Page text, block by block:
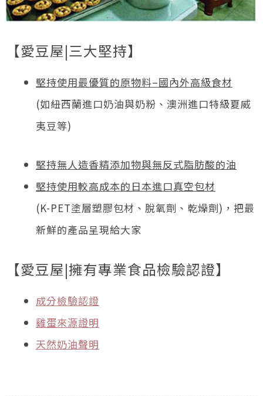
【愛豆屋|三大堅持】
堅持使用最優質的原物料–國內外高級食材
(如紐西蘭進口奶油與奶粉、澳洲進口特級夏威
夷豆等)
堅持無人造香精添加物與無反式脂肪酸的油
堅持使用較高成本的日本進口真空包材
(K-PET塗層塑膠包材、脫氧劑、乾燥劑)，把最
新鮮的產品呈現給大家
【愛豆屋|擁有專業食品檢驗認證】
成分檢驗認證
雞蛋來源證明
天然奶油聲明